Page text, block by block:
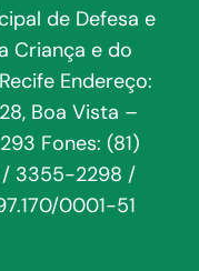
de Defesa e
Criança e do
Endereço:
Boa Vista –
Fones: (81)
3355-2298 /
0001-51